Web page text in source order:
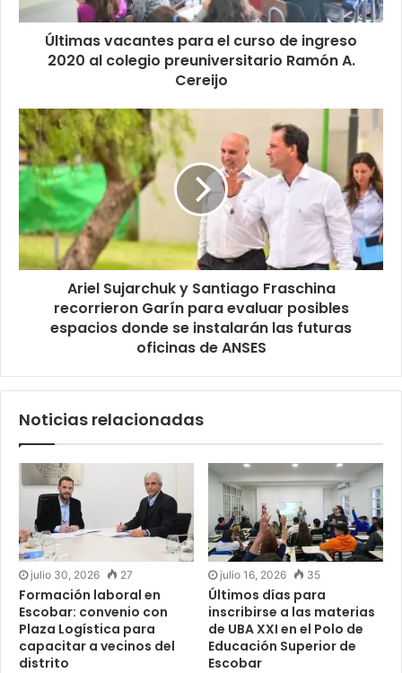
Últimas vacantes para el curso de ingreso
2020 al colegio preuniversitario Ramón A.
Cereijo
Ariel Sujarchuk y Santiago Fraschina
recorrieron Garín para evaluar posibles
espacios donde se instalarán las futuras
oficinas de ANSES
Noticias relacionadas
julio 30, 2026 27
Formación laboral en
Escobar: convenio con
Plaza Logística para
capacitar a vecinos del
distrito
julio 16, 2026 35
Últimos días para
inscribirse a las materias
de UBA XXI en el Polo de
Educación Superior de
Escobar